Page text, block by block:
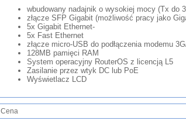
wbudowany nadajnik o wysokiej mocy (Tx do
złącze SFP Gigabit (możliwość pracy jako
5x Gigabit Ethernet-
5x Fast Ethernet
złącze micro-USB do podłączenia modemu
128MB pamięci RAM
System operacyjny RouterOS z licencją L5
Zasilanie przez wtyk DC lub PoE
Wyświetlacz LCD
Cena